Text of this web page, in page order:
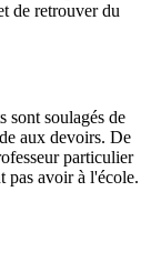
de retrouver du
sont soulagés de
aux devoirs. De
particulier
pas avoir à l'école.